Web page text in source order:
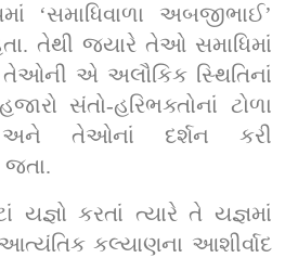
‘સમાધિવાળા અબજીભાઈ’
તેથી જ્યારે તેઓ સમાધિમાં
તેઓની એ અલૌકિક સ્થિતિનાં
સંતો-હરિભક્તોનાં ટોળા
તેઓનાં દર્શન કરી
જતા.
યજ્ઞો કરતાં ત્યારે તે યજ્ઞમાં
કલ્યાણના આશીર્વાદ